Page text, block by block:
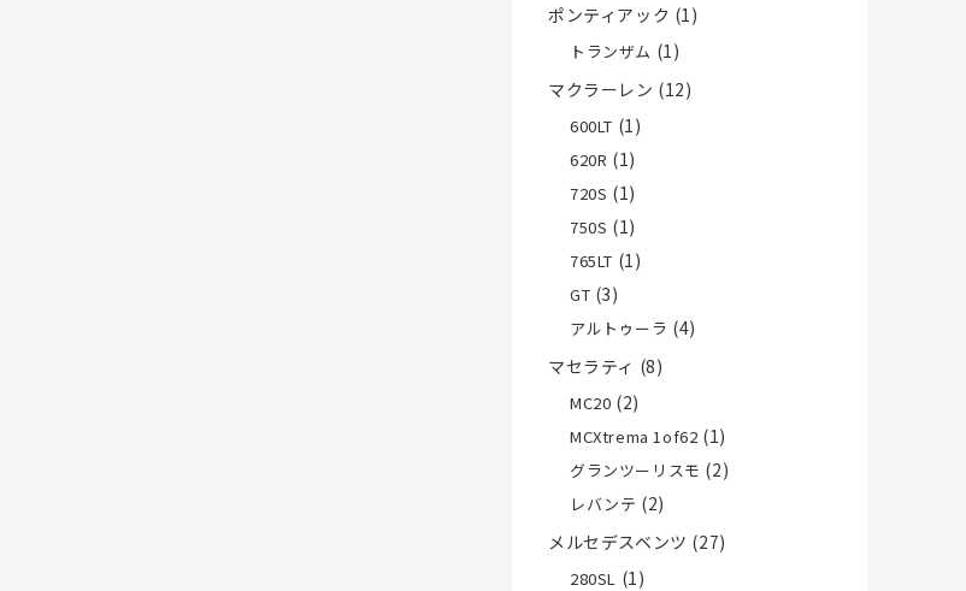
ポンティアック (1)
トランザム (1)
マクラーレン (12)
600LT (1)
620R (1)
720S (1)
750S (1)
765LT (1)
GT (3)
アルトゥーラ (4)
マセラティ (8)
MC20 (2)
MCXtrema 1of62 (1)
グランツーリスモ (2)
レバンテ (2)
メルセデスベンツ (27)
280SL (1)